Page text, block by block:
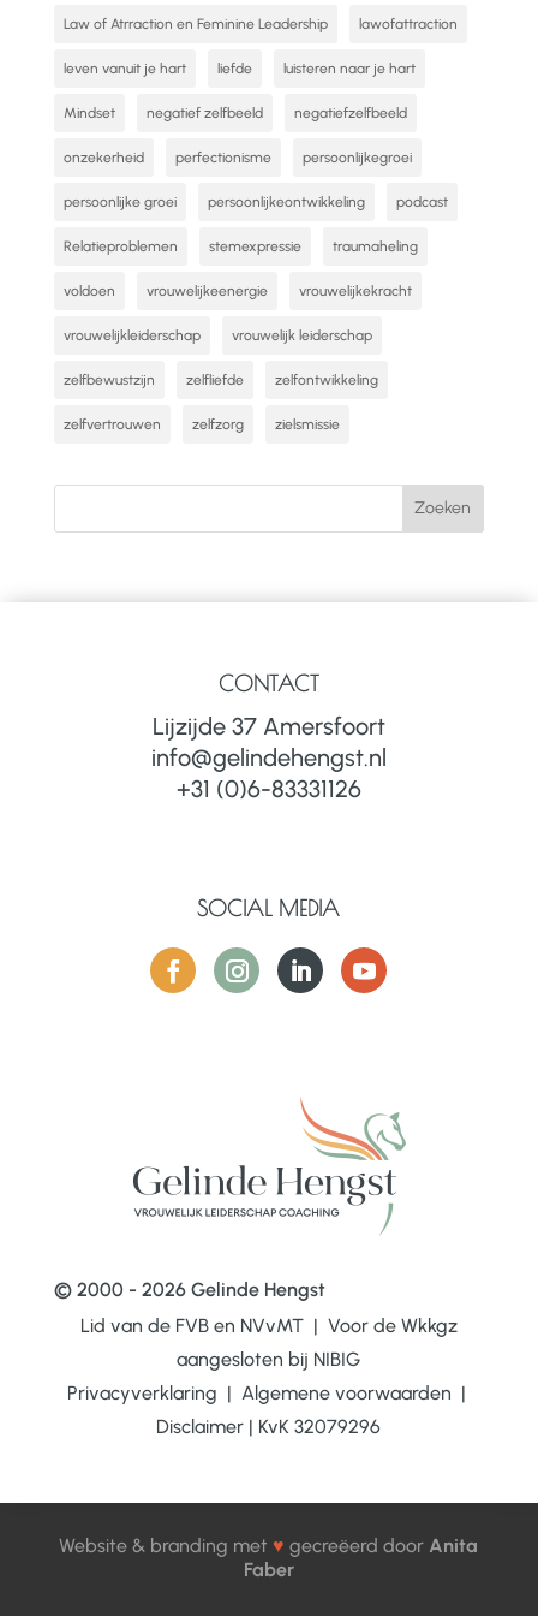
Law of Atrraction en Feminine Leadership lawofattraction
leven vanuit je hart liefde luisteren naar je hart
Mindset negatief zelfbeeld negatiefzelfbeeld
onzekerheid perfectionisme persoonlijkegroei
persoonlijke groei persoonlijkeontwikkeling podcast
Relatieproblemen stemexpressie traumaheling
voldoen vrouwelijkeenergie vrouwelijkekracht
vrouwelijkleiderschap vrouwelijk leiderschap
zelfbewustzijn zelfliefde zelfontwikkeling
zelfvertrouwen zelfzorg zielsmissie
CONTACT
Lijzijde 37 Amersfoort
info@gelindehengst.nl
+31 (0)6-83331126
SOCIAL MEDIA
© 2000 - 2026 Gelinde Hengst
Lid van de FVB en NVvMT | Voor de Wkkgz
aangesloten bij NIBIG
Privacyverklaring | Algemene voorwaarden |
Disclaimer | KvK 32079296
Website & branding met ♥ gecreëerd door Anita
Faber